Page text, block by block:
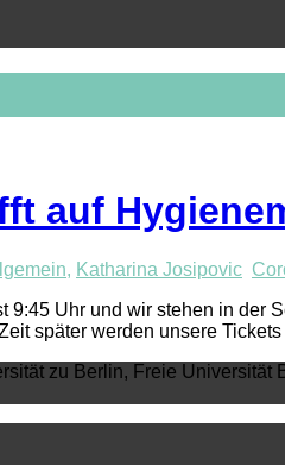
auf
, Katharina Josipovic
9:45 Uhr und wir stehen in der
später werden unsere
zu Berlin, Freie